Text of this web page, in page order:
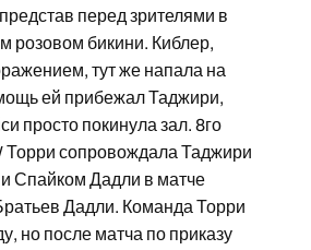
перед зрителями в
розовом бикини. Киблер,
тут же напала на
ей прибежал Таджири,
просто покинула зал. 8го
Торри сопровождала Таджири
Спайком Дадли в матче
Дадли. Команда Торри
но после матча по приказу